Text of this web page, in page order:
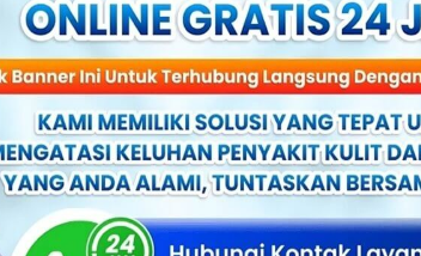
cair. Ini dapat membekukan dan
kutil dan menghilangkannya.